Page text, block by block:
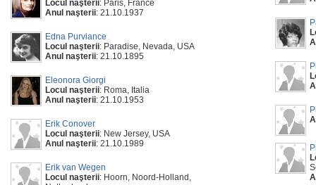
Locul naşterii: Paris, France
Anul naşterii: 21.10.1937
Edna Purviance
Locul naşterii: Paradise, Nevada, USA
Anul naşterii: 21.10.1895
Eleonora Giorgi
Locul naşterii: Roma, Italia
Anul naşterii: 21.10.1953
Erik Conover
Locul naşterii: New Jersey, USA
Anul naşterii: 21.10.1989
Erik van Wegen
Locul naşterii: Hoorn, Noord-Holland,